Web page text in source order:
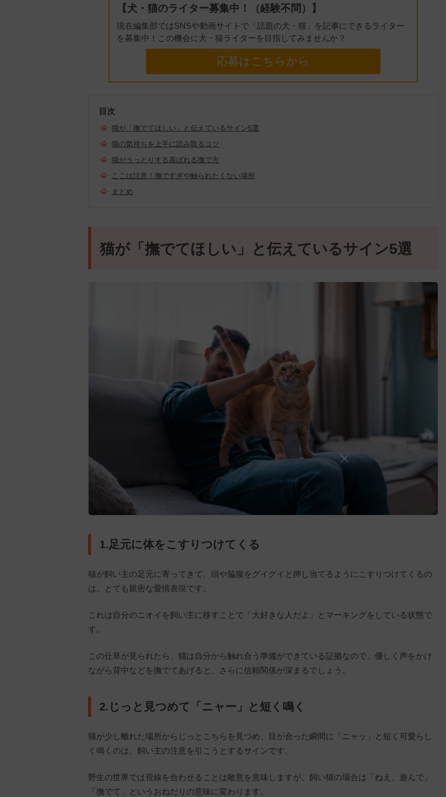
【犬・猫のライター募集中！（経験不問）】
現在編集部ではSNSや動画サイトで「話題の犬・猫」を記事にできるライター
を募集中！この機会に犬・猫ライターを目指してみませんか？
応募はこちらから
目次
猫が「撫でてほしい」と伝えているサイン5選
猫の気持ちを上手に読み取るコツ
猫がうっとりする喜ばれる撫で方
ここは注意！撫ですぎや触られたくない場所
まとめ
猫が「撫でてほしい」と伝えているサイン5選
1.足元に体をこすりつけてくる
猫が飼い主の足元に寄ってきて、頭や脇腹をグイグイと押し当てるようにこすりつけてくるの
は、とても親密な愛情表現です。
これは自分のニオイを飼い主に移すことで「大好きな人だよ」とマーキングをしている状態で
す。
この仕草が見られたら、猫は自分から触れ合う準備ができている証拠なので、優しく声をかけ
ながら背中などを撫でてあげると、さらに信頼関係が深まるでしょう。
2.じっと見つめて「ニャー」と短く鳴く
猫が少し離れた場所からじっとこちらを見つめ、目が合った瞬間に「ニャッ」と短く可愛らし
く鳴くのは、飼い主の注意を引こうとするサインです。
野生の世界では視線を合わせることは敵意を意味しますが、飼い猫の場合は「ねえ、遊んで」
「撫でて」というおねだりの意味に変わります。